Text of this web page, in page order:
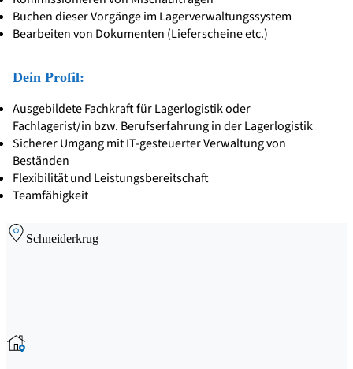
Buchen dieser Vorgänge im Lagerverwaltungssystem
Bearbeiten von Dokumenten (Lieferscheine etc.)
Dein Profil:
Ausgebildete Fachkraft für Lagerlogistik oder
Fachlagerist/in bzw. Berufserfahrung in der Lagerlogistik
Sicherer Umgang mit IT-gesteuerter Verwaltung von
Beständen
Flexibilität und Leistungsbereitschaft
Teamfähigkeit
Schneiderkrug